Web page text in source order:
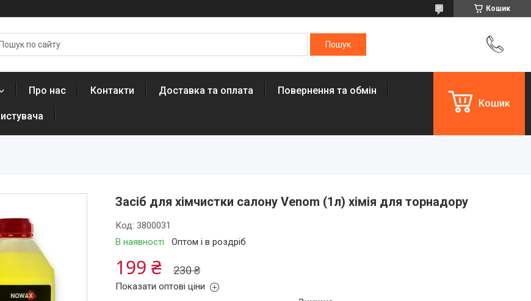
Кошик
Про нас Контакти Доставка та оплата Повернення та обмін
Кошик
Засіб для хімчистки салону Venom (1л) хімія для торнадору
В наявності Оптом і в роздріб
Код: 3800031
230 ₴
199 ₴
Показати оптові ціни